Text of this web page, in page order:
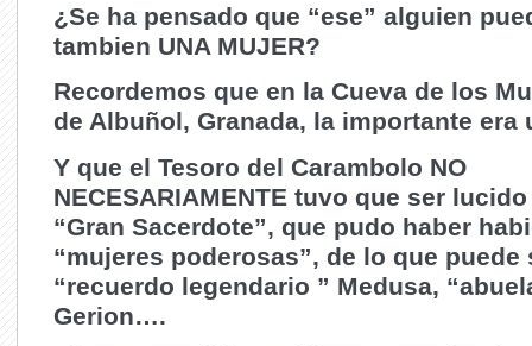
¿Se ha pensado que “ese” alguien
tambien UNA MUJER?
Recordemos que en la Cueva de los
de Albuñol, Granada, la importante era
Y que el Tesoro del Carambolo NO
NECESARIAMENTE tuvo que ser
“Gran Sacerdote”, que pudo haber
“mujeres poderosas”, de lo que puede
“recuerdo legendario ” Medusa,
Gerion….